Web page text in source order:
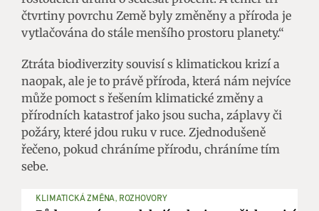
čtvrtiny povrchu Země byly změněny a příroda je
vytlačována do stále menšího prostoru planety.“
Ztráta biodiverzity souvisí s klimatickou krizí a
naopak, ale je to právě příroda, která nám nejvíce
může pomoct s řešením klimatické změny a
přírodních katastrof jako jsou sucha, záplavy či
požáry, které jdou ruku v ruce. Zjednodušeně
řečeno, pokud chráníme přírodu, chráníme tím
sebe.
KLIMATICKÁ ZMĚNA, ROZHOVORY